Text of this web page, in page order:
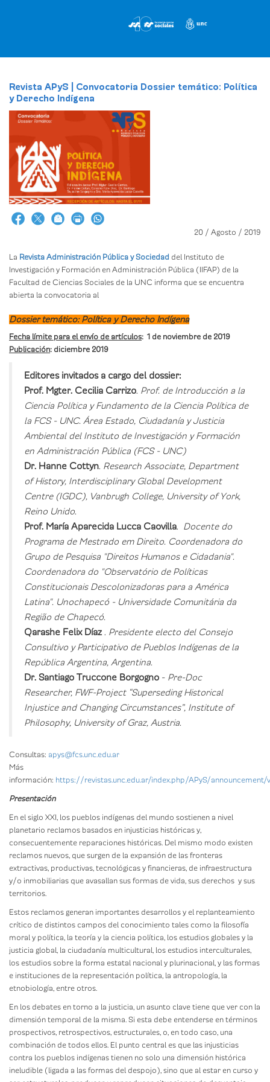
Revista APyS | Convocatoria Dossier temático: Política
y Derecho Indígena
20 / Agosto / 2019
La Revista Administración Pública y Sociedad del Instituto de
Investigación y Formación en Administración Pública (IIFAP) de la
Facultad de Ciencias Sociales de la UNC informa que se encuentra
abierta la convocatoria al
Dossier temático: Política y Derecho Indígena
Fecha límite para el envío de artículos: 1 de noviembre de 2019
Publicación: diciembre 2019
Editores invitados a cargo del dossier:
Prof. Mgter. Cecilia Carrizo. Prof. de Introducción a la
Ciencia Política y Fundamento de la Ciencia Política de
la FCS - UNC. Área Estado, Ciudadanía y Justicia
Ambiental del Instituto de Investigación y Formación
en Administración Pública (FCS - UNC)
Dr. Hanne Cottyn. Research Associate, Department
of History, Interdisciplinary Global Development
Centre (IGDC), Vanbrugh College, University of York,
Reino Unido.
Prof. María Aparecida Lucca Caovilla. Docente do
Programa de Mestrado em Direito. Coordenadora do
Grupo de Pesquisa "Direitos Humanos e Cidadania".
Coordenadora do "Observatório de Políticas
Constitucionais Descolonizadoras para a América
Latina". Unochapecó - Universidade Comunitária da
Região de Chapecó.
Qarashe Felix Díaz . Presidente electo del Consejo
Consultivo y Participativo de Pueblos Indígenas de la
República Argentina, Argentina.
Dr. Santiago Truccone Borgogno - Pre-Doc
Researcher, FWF-Project “Superseding Historical
Injustice and Changing Circumstances”, Institute of
Philosophy, University of Graz, Austria.
Consultas: apys@fcs.unc.edu.ar
Más
información: https://revistas.unc.edu.ar/index.php/APyS/announcement/
Presentación
En el siglo XXI, los pueblos indígenas del mundo sostienen a nivel
planetario reclamos basados en injusticias históricas y,
consecuentemente reparaciones históricas. Del mismo modo existen
reclamos nuevos, que surgen de la expansión de las fronteras
extractivas, productivas, tecnológicas y financieras, de infraestructura
y/o inmobiliarias que avasallan sus formas de vida, sus derechos y sus
territorios.
Estos reclamos generan importantes desarrollos y el replanteamiento
crítico de distintos campos del conocimiento tales como la filosofía
moral y política, la teoría y la ciencia política, los estudios globales y la
justicia global, la ciudadanía multicultural, los estudios interculturales,
los estudios sobre la forma estatal nacional y plurinacional, y las formas
e instituciones de la representación política, la antropología, la
etnobiología, entre otros.
En los debates en torno a la justicia, un asunto clave tiene que ver con la
dimensión temporal de la misma. Si esta debe entenderse en términos
prospectivos, retrospectivos, estructurales, o, en todo caso, una
combinación de todos ellos. El punto central es que las injusticias
contra los pueblos indígenas tienen no solo una dimensión histórica
ineludible (ligada a las formas del despojo), sino que al estar en curso y